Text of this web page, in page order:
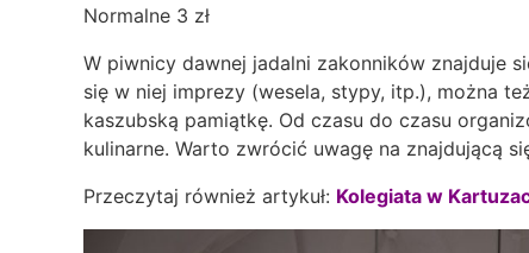
Normalne 3 zł
W piwnicy dawnej jadalni zakonników znajduje
się w niej imprezy (wesela, stypy, itp.), można
kaszubską pamiątkę. Od czasu do czasu
kulinarne. Warto zwrócić uwagę na znajdującą
Przeczytaj również artykuł: Kolegiata w